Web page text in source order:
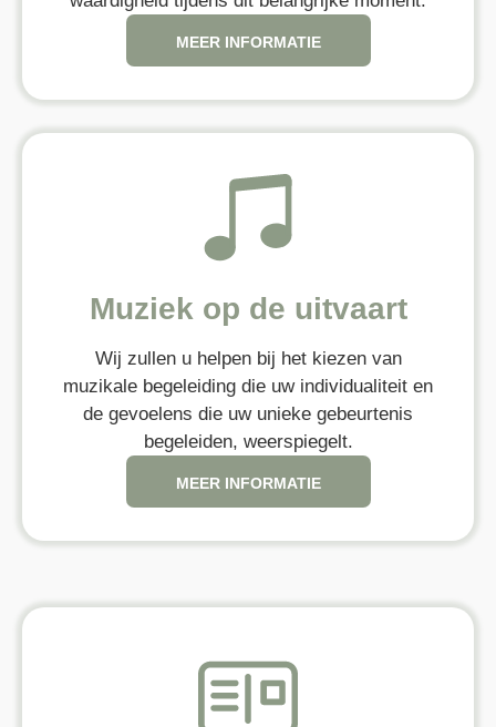
MEER INFORMATIE
Muziek op de uitvaart
Wij zullen u helpen bij het kiezen van
muzikale begeleiding die uw individualiteit en
de gevoelens die uw unieke gebeurtenis
begeleiden, weerspiegelt.
MEER INFORMATIE